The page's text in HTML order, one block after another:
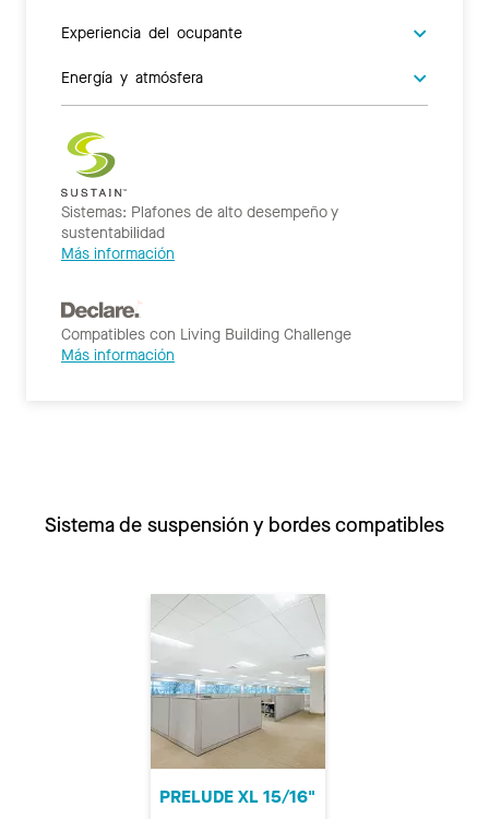
Experiencia del ocupante
Energía y atmósfera
Sistemas: Plafones de alto desempeño y
sustentabilidad
Más información
Compatibles con Living Building Challenge
Más información
Sistema de suspensión y bordes compatibles
PRELUDE XL 15/16"